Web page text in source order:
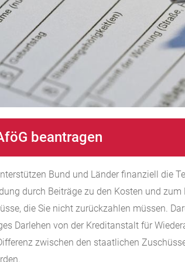
beantragen
Bund und Länder finanziell die
durch Beiträge zu den Kosten und zum
die Sie nicht zurückzahlen müssen.
Darlehen von der Kreditanstalt für
zwischen den staatlichen